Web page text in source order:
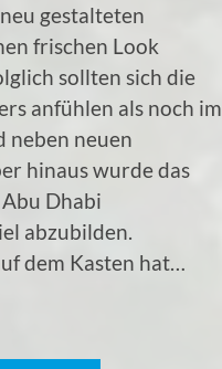
gestalteten
frischen Look
sollten sich die
anfühlen als noch im
neben neuen
hinaus wurde das
Dhabi
abzubilden.
dem Kasten hat…